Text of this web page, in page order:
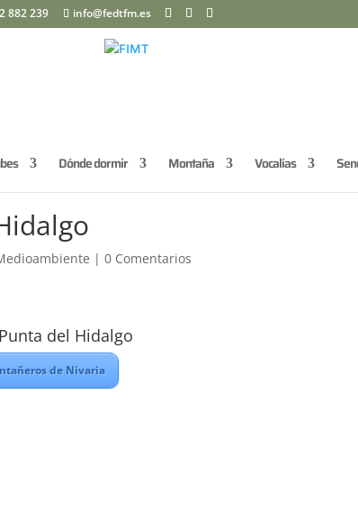
882 239 info@fedtfm.es
Dónde dormir Montaña Vocalías
|0 Comentarios
del Hidalgo
de Nivaria